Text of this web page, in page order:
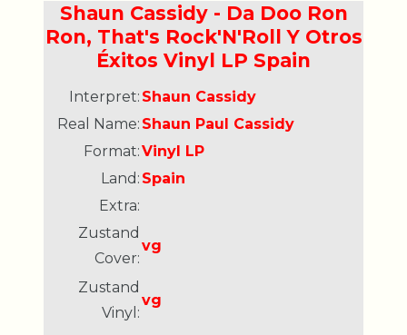
Shaun Cassidy - Da Doo Ron
Ron, That's Rock'N'Roll Y Otros
Éxitos Vinyl LP Spain
Interpret: Shaun Cassidy
Real Name: Shaun Paul Cassidy
Format:Vinyl LP
Land: Spain
Extra:
Zustand
Cover:
vg
Zustand
Vinyl:
vg